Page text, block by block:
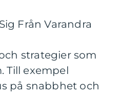
Från Varandra
strategier som
Till exempel
på snabbhet och